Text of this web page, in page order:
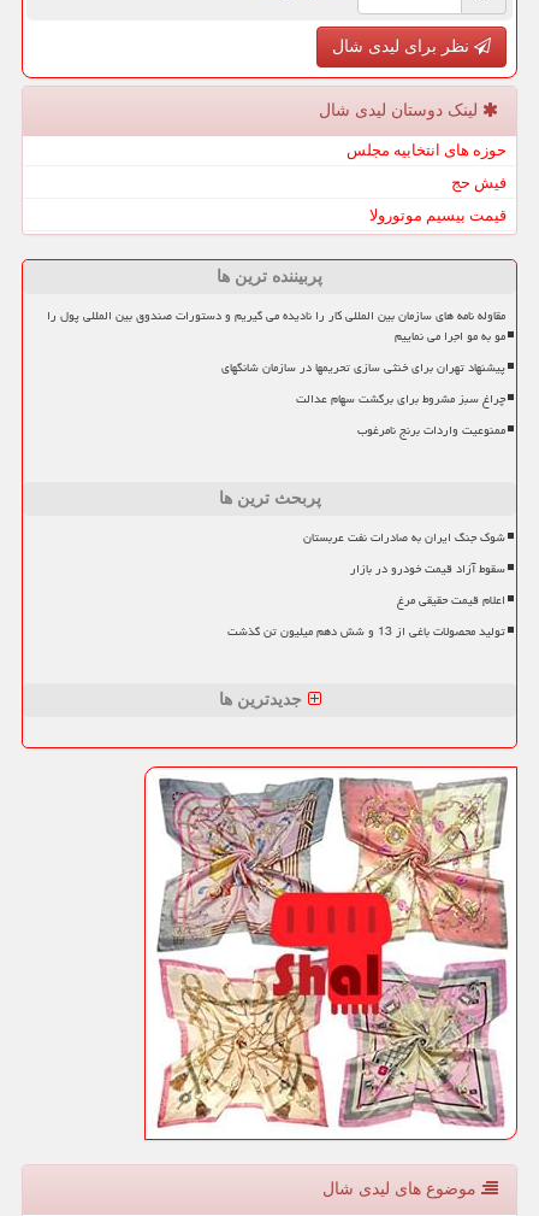
نظر برای لیدی شال
لینک دوستان لیدی شال
حوزه های انتخابیه مجلس
فیش حج
قیمت بیسیم موتورولا
پربیننده ترین ها
مقاوله نامه های سازمان بین المللی کار را نادیده می گیریم و دستورات صندوق بین المللی پول را
مو به مو اجرا می نماییم
پیشنهاد تهران برای خنثی سازی تحریمها در سازمان شانگهای
چراغ سبز مشروط برای برگشت سهام عدالت
ممنوعیت واردات برنج نامرغوب
پربحث ترین ها
شوک جنگ ایران به صادرات نفت عربستان
سقوط آزاد قیمت خودرو در بازار
اعلام قیمت حقیقی مرغ
تولید محصولات باغی از 13 و شش دهم میلیون تن گذشت
جدیدترین ها
موضوع های لیدی شال